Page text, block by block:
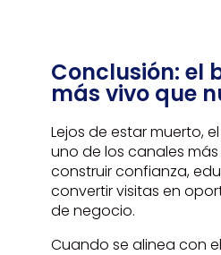
Conclusión: el
más vivo que
Lejos de estar muerto,
uno de los canales
construir confianza,
convertir visitas en
de negocio.
Cuando se alinea con